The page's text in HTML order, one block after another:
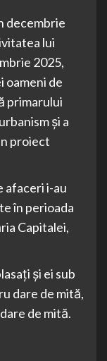
decembrie
lui
2025,
oameni de
primarului
și a
proiect
afaceri i-au
în perioada
Capitalei,
și ei sub
dare de mită,
de mită.